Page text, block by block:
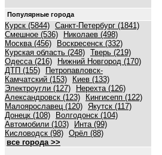
Популярные города
Курск (5844) Санкт-Петербург (1841)
Смешное (536)
Николаев (498)
Москва (456)
Воскресенск (332)
Курская область (248) Тверь (219)
Одесса (216)
Нижний Новгород (170)
ДТП (155)
Петропавловск-
Камчатский (153)
Киев (133)
Электроугли (127)
Нерехта (126)
Александровск (123)
Кингисепп (122)
Малоярославец (120) Якутск (117)
Донецк (108)
Волгодонск (104)
Автомобили (103)
Инта (99)
Кисловодск (98) Орёл (88)
все города >>